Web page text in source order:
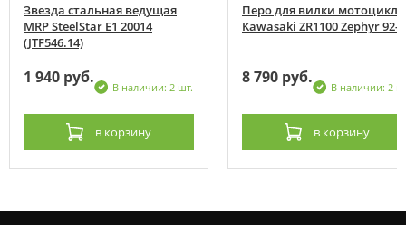
Звезда стальная ведущая
MRP SteelStar E1 20014
(JTF546.14)
1 940 руб.
В наличии: 2 шт.
в корзину
Перо для вилки мотоцикла
Kawasaki ZR1100 Zephyr 92-
8 790 руб.
В наличии: 2
в корзину